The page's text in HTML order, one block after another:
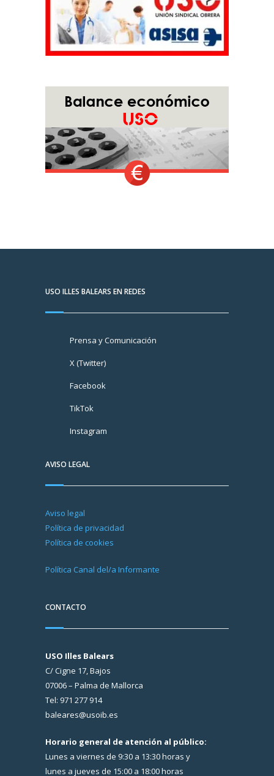
USO ILLES BALEARS EN REDES
Prensa y Comunicación
X (Twitter)
Facebook
TikTok
Instagram
AVISO LEGAL
Aviso legal
Política de privacidad
Política de cookies
Política Canal del/a Informante
CONTACTO
USO Illes Balears
C/ Cigne 17, Bajos
07006 – Palma de Mallorca
Tel: 971 277 914
baleares@usoib.es
Horario general de atención al público:
Lunes a viernes de 9:30 a 13:30 horas y
lunes a jueves de 15:00 a 18:00 horas